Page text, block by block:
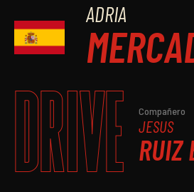
CALENDARIO
TORNEOS
SCOREBOARD
STREAMING
ADRIA
DRIVE Compañero
JESUS
RUIZ